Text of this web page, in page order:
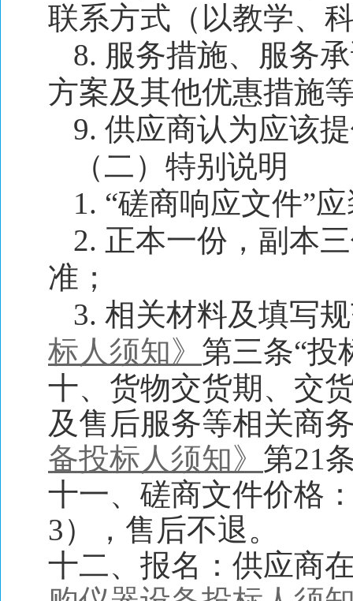
联系方式（以教学、
8. 服务措施、服务
方案及其他优惠措施
9. 供应商认为应该
（二）特别说明
1. “磋商响应文件”
2. 正本一份，副本
准；
3. 相关材料及填写
标人须知》 第三条“投
十、货物交货期、交
及售后服务等相关商
备投标人须知》 第21
十一、磋商文件价格
3），售后不退。
十二、报名：供应商